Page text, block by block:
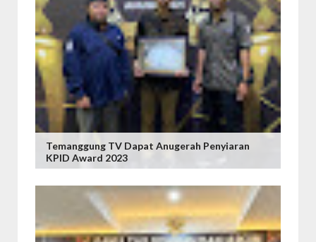
Temanggung TV Dapat Anugerah Penyiaran
KPID Award 2023